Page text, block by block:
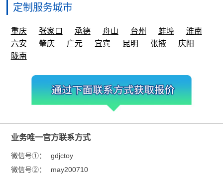
定制服务城市
重庆 张家口 承德 舟山 台州 蚌埠
淮南
六安
肇庆 广元 宜宾 昆明 张掖
庆阳
陇南
业务唯一官方联系方式
微信号①：
gdjctoy
微信号②：
may200710